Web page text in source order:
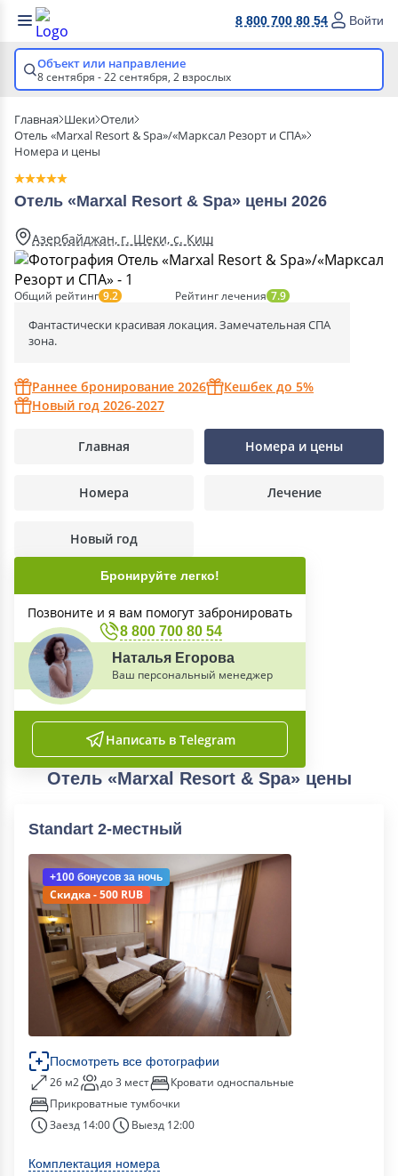
8 800 700 80 54 Войти
Объект или направление
8 сентября - 22 сентября, 2 взрослых
Главная Шеки Отели
Отель «Marxal Resort & Spa»/«Марксал Резорт и СПА»
Номера и цены
Отель «Marxal Resort & Spa» цены 2026
Азербайджан, г. Шеки, с. Киш
Рейтинг лечения 7.9
Общий рейтинг 9.2
Фантастически красивая локация. Замечательная СПА
зона.
Раннее бронирование 2026
Кешбек до 5%
Новый год 2026-2027
Главная Номера и цены
Номера Лечение
Новый год
Бронируйте легко!
Позвоните и я вам помогут забронировать
8 800 700 80 54
Наталья Егорова
Ваш персональный менеджер
Написать в Telegram
Отель «Marxal Resort & Spa» цены
Standart 2-местный
+100 бонусов за ночь
Скидка - 500 RUB
Посмотреть все фотографии
26 м2 до 3 мест
Кровати односпальные
Прикроватные тумбочки
Заезд 14:00
Выезд 12:00
Комплектация номера